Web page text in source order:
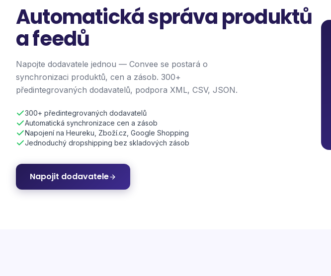
Automatická správa produktů
a feedů
Napojte dodavatele jednou — Convee se postará o
synchronizaci produktů, cen a zásob. 300+
předintegrovaných dodavatelů, podpora XML, CSV, JSON.
300+ předintegrovaných dodavatelů
Automatická synchronizace cen a zásob
Napojení na Heureku, Zboží.cz, Google Shopping
Jednoduchý dropshipping bez skladových zásob
Napojit dodavatele